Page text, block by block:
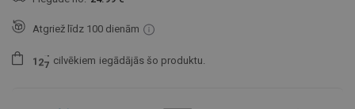
Atgriež līdz 100 dienām
1 27 cilvēkiem iegādājās šo produktu.